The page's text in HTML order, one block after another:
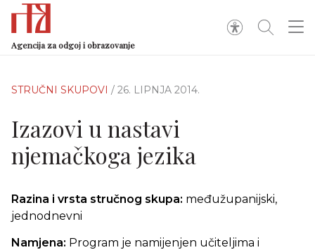
Agencija za odgoj i obrazovanje
STRUČNI SKUPOVI / 26. LIPNJA 2014.
Izazovi u nastavi
njemačkoga jezika
Razina i vrsta stručnog skupa: međužupanijski,
jednodnevni
Namjena: Program je namijenjen učiteljima i